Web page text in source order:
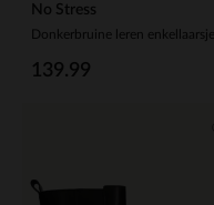
No Stress
139.99